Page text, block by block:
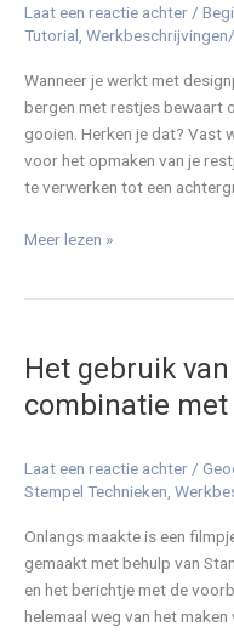
Laat een reactie achter /
Tutorial
Wanneer je werkt met
bergen met restjes bewaart
gooien. Herken je dat? Vast
voor het opmaken van je
te verwerken tot een
Meer lezen »
Het gebruik
combinatie met
Laat een reactie achter /
Stempel Technieken
Onlangs maakte is een
gemaakt met behulp van
en het berichtje met de
helemaal weg van het
van
Stampin’
Blends
combinatie
met